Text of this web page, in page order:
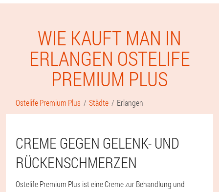
WIE KAUFT MAN IN
ERLANGEN OSTELIFE
PREMIUM PLUS
Ostelife Premium Plus Städte Erlangen
CREME GEGEN GELENK- UND
RÜCKENSCHMERZEN
Ostelife Premium Plus ist eine Creme zur Behandlung und